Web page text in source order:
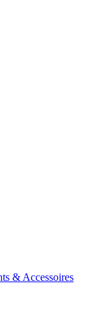
& Accessoires